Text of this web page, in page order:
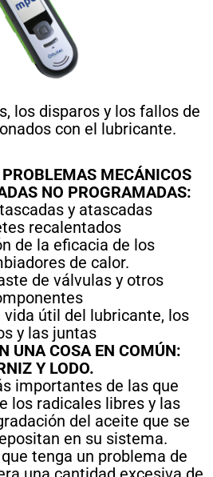
los disparos y los fallos de
con el lubricante.
MECÁNICOS
NO PROGRAMADAS:
y atascadas
recalentados
de la eficacia de los
de calor.
de válvulas y otros
vida útil del lubricante, los
y las juntas
UNA COSA EN COMÚN:
Y LODO.
importantes de las que
los radicales libres y las
del aceite que se
en su sistema.
tenga un problema de